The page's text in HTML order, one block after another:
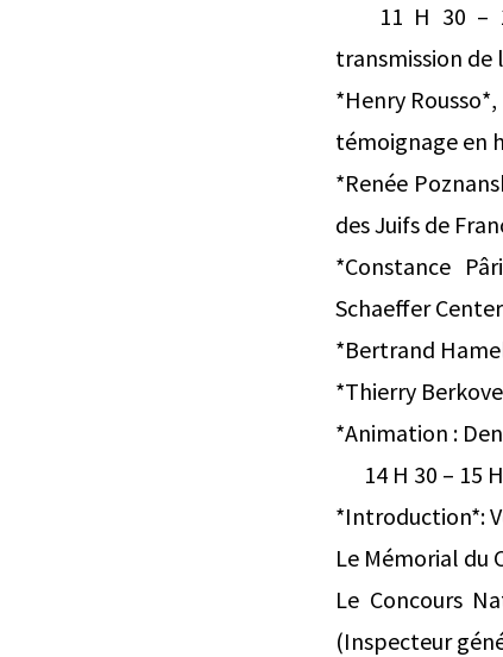
11 H 30 – 13
transmission de
*Henry
témoignage en
*Renée
des Juifs de
*Constance
Schaeffer
*Bertrand
*Thierry
*Animation :
14 H 30 – 15
*Introduction*:
Le Mémorial du
Le Concours
(Inspecteur